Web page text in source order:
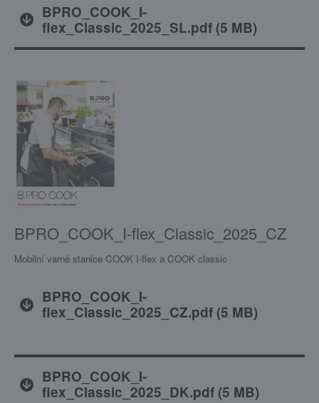
BPRO_COOK_I-
flex_Classic_2025_SL.pdf(5 MB)
BPRO_COOK_I-flex_Classic_2025_CZ
Mobilní varné stanice COOK I-flex a COOK classic
BPRO_COOK_I-
flex_Classic_2025_CZ.pdf(5 MB)
BPRO_COOK_I-
flex_Classic_2025_DK.pdf(5 MB)